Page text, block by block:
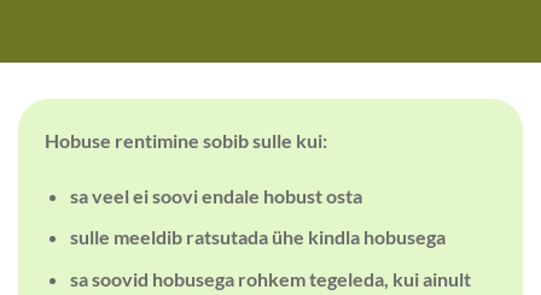
Hobuse rentimine sobib sulle kui:
sa veel ei soovi endale hobust osta
sulle meeldib ratsutada ühe kindla hobusega
sa soovid hobusega rohkem tegeleda, kui ainult